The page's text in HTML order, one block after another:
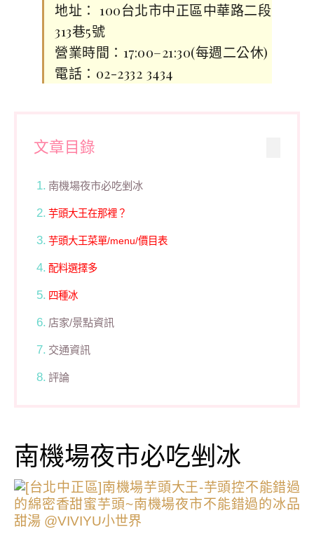
地址： 100台北市中正區中華路二段
313巷5號
營業時間：17:00–21:30(每週二公休)
電話：02-2332 3434
文章目錄
南機場夜市必吃剉冰
芋頭大王在那裡？
芋頭大王菜單/menu/價目表
配料選擇多
四種冰
店家/景點資訊
交通資訊
評論
南機場夜市必吃剉冰